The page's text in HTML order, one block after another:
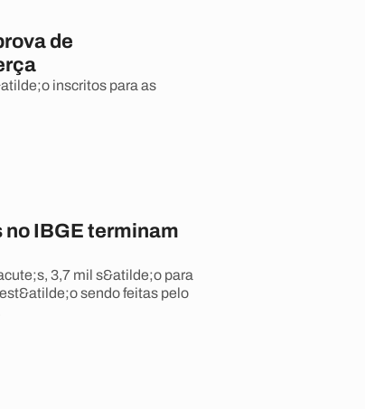
de
inscritos para as
IBGE terminam
3,7 mil s&atilde;o para
sendo feitas pelo